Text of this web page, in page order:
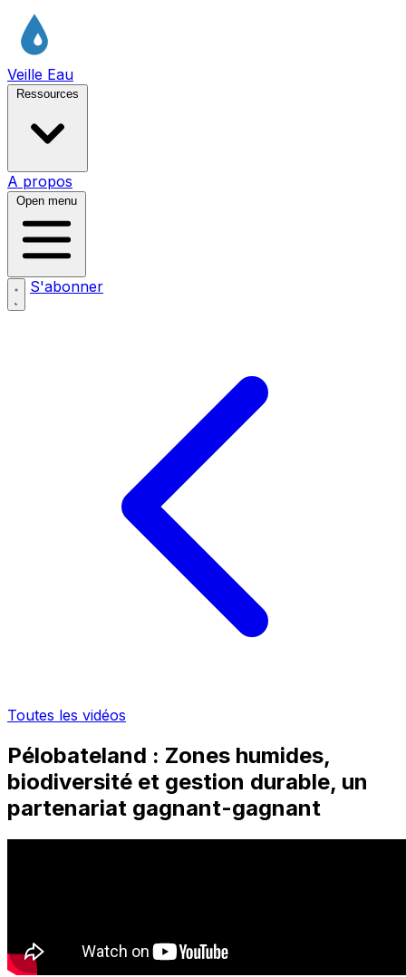
Veille Eau
Ressources
A propos
Open menu
S'abonner
Toutes les vidéos
Pélobateland : Zones humides,
biodiversité et gestion durable, un
partenariat gagnant-gagnant